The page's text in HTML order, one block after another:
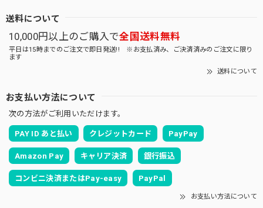
送料について
10,000円以上のご購入で全国送料無料
平日は15時までのご注文で即日発送!! ※お支払済み、ご決済済みのご注文に限り
ます
送料について
お支払い方法について
次の方法がご利用いただけます。
PAY ID あと払い クレジットカード PayPay
Amazon Pay キャリア決済 銀行振込
コンビニ決済またはPay-easy PayPal
お支払い方法について